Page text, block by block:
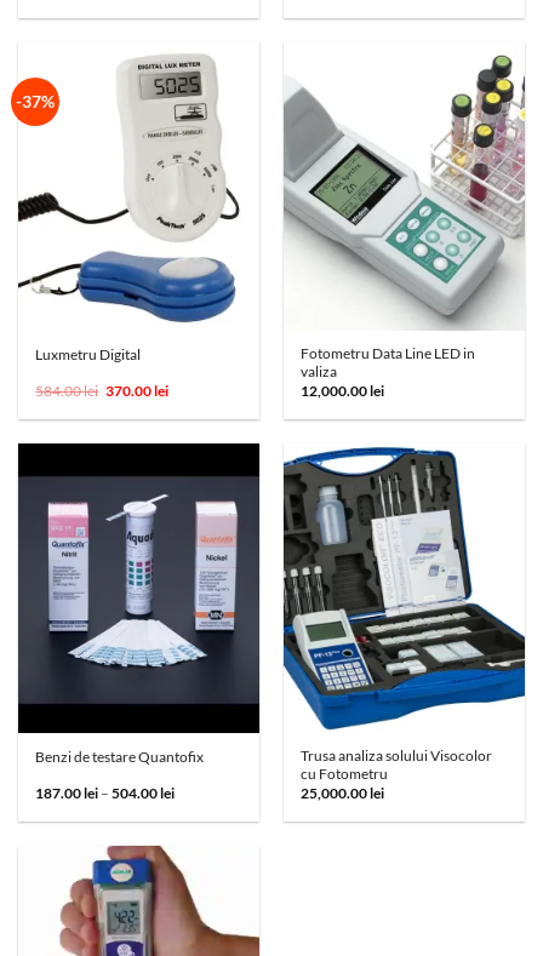
-37%
Luxmetru Digital
584.00lei Prețul
a
584.00 lei.
370.00leiPrețul
este:
Fotometru Data Line LED in
valiza
12,000.00lei
Benzi de testare Quantofix
187.00lei – 504.00leiInterval
prețuri:
la
504.00 lei
Trusa analiza solului Visocolor
cu Fotometru
25,000.00lei